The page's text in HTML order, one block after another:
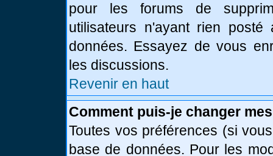
pour les forums de
utilisateurs n'ayant rien
données. Essayez de vous
les discussions.
Revenir en haut
Comment puis-je changer
Toutes vos préférences (si
base de données. Pour les